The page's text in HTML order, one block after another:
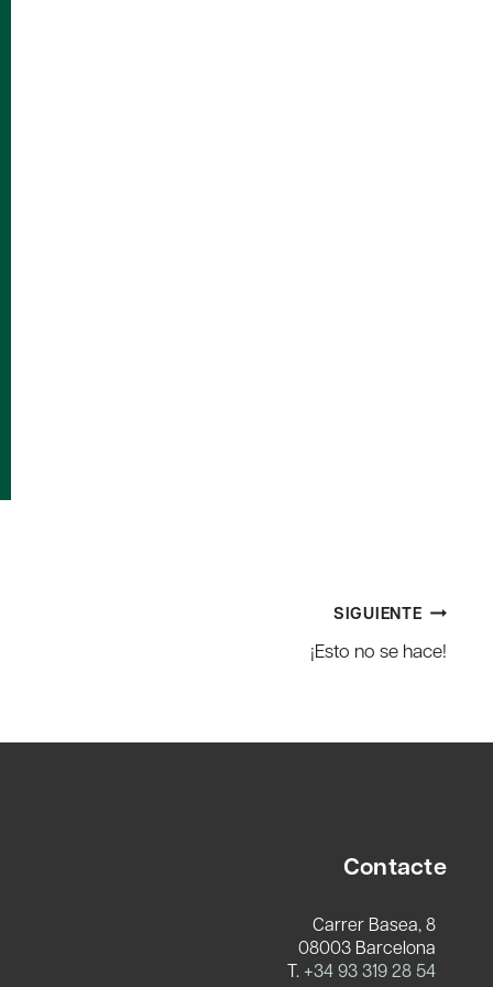
SIGUIENTE
¡Esto no se hace!
Contacte
Carrer Basea, 8
08003 Barcelona
T. +34 93 319 28 54